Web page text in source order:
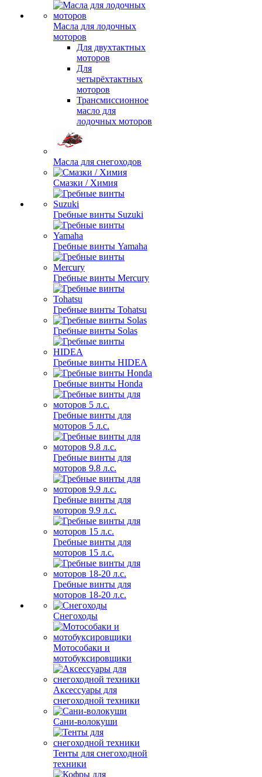
Масла для лодочных
моторов
Для двухтактных
моторов
Для
четырёхтактных
моторов
Трансмиссионное
масло для
лодочных моторов
Масла для снегоходов
Смазки / Химия
Гребные винты Suzuki
Гребные винты Yamaha
Гребные винты Mercury
Гребные винты Tohatsu
Гребные винты Solas
Гребные винты HIDEA
Гребные винты Honda
Гребные винты для
моторов 5 л.с.
Гребные винты для
моторов 9.8 л.с.
Гребные винты для
моторов 9.9 л.с.
Гребные винты для
моторов 15 л.с.
Гребные винты для
моторов 18-20 л.с.
Снегоходы
Мотособаки и
мотобуксировщики
Аксессуары для
снегоходной техники
Сани-волокуши
Тенты для снегоходной
техники